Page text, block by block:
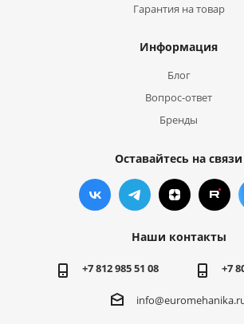
Гарантия на товар
Информация
Блог
Вопрос-ответ
Бренды
Оставайтесь на связи
Наши контакты
+7 812 985 51 08 +7